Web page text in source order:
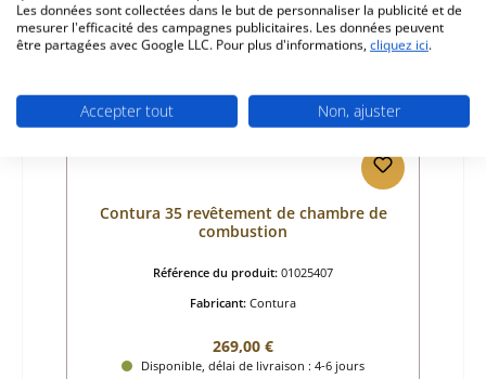
Contura 35 revêtement de chambre de
combustion
Référence du produit: 01025407
Fabricant: Contura
Prix régulier :
269,00 €
Disponible, délai de livraison : 4-6 jours
Les données sont collectées dans le but de personnaliser la publicité et de
mesurer l'efficacité des campagnes publicitaires. Les données peuvent
être partagées avec Google LLC. Pour plus d'informations, cliquez ici.
Accepter tout Non, ajuster